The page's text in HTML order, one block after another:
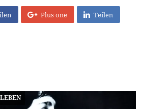
Plus one Teilen